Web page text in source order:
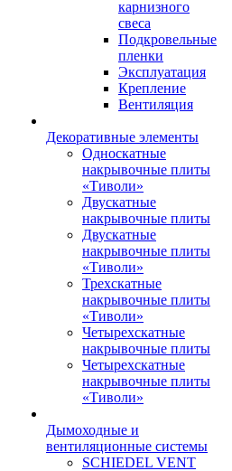
карнизного
свеса
Подкровельные
пленки
Эксплуатация
Крепление
Вентиляция
Декоративные элементы
Односкатные
накрывочные плиты
«Тиволи»
Двускатные
накрывочные плиты
Двускатные
накрывочные плиты
«Тиволи»
Трехскатные
накрывочные плиты
«Тиволи»
Четырехскатные
накрывочные плиты
Четырехскатные
накрывочные плиты
«Тиволи»
Дымоходные и
вентиляционные системы
SCHIEDEL VENT